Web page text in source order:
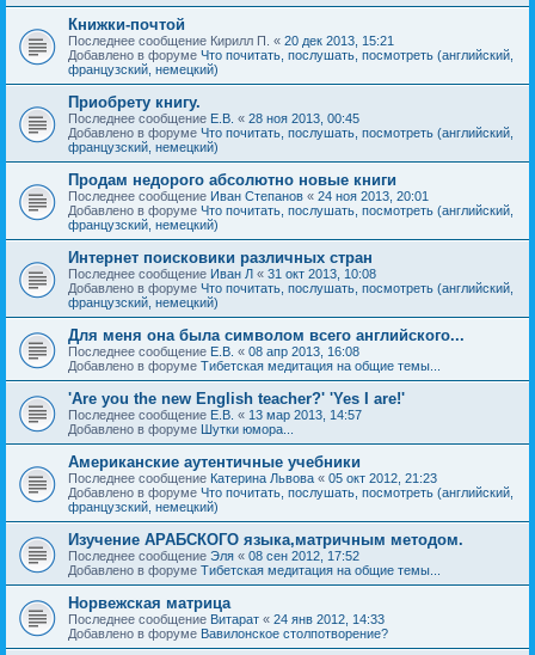
Книжки-почтой
Последнее сообщение Кирилл П. « 20 дек 2013, 15:21
Добавлено в форуме Что почитать, послушать, посмотреть (английский,
французский, немецкий)
Приобрету книгу.
Последнее сообщение Е.В. « 28 ноя 2013, 00:45
Добавлено в форуме Что почитать, послушать, посмотреть (английский,
французский, немецкий)
Продам недорого абсолютно новые книги
Последнее сообщение Иван Степанов « 24 ноя 2013, 20:01
Добавлено в форуме Что почитать, послушать, посмотреть (английский,
французский, немецкий)
Интернет поисковики различных стран
Последнее сообщение Иван Л « 31 окт 2013, 10:08
Добавлено в форуме Что почитать, послушать, посмотреть (английский,
французский, немецкий)
Для меня она была символом всего английского...
Последнее сообщение Е.В. « 08 апр 2013, 16:08
Добавлено в форуме Тибетская медитация на общие темы...
'Are you the new English teacher?' 'Yes I are!'
Последнее сообщение Е.В. « 13 мар 2013, 14:57
Добавлено в форуме Шутки юмора...
Американские аутентичные учебники
Последнее сообщение Катерина Львова « 05 окт 2012, 21:23
Добавлено в форуме Что почитать, послушать, посмотреть (английский,
французский, немецкий)
Изучение АРАБСКОГО языка,матричным методом.
Последнее сообщение Эля « 08 сен 2012, 17:52
Добавлено в форуме Тибетская медитация на общие темы...
Норвежская матрица
Последнее сообщение Витарат « 24 янв 2012, 14:33
Добавлено в форуме Вавилонское столпотворение?